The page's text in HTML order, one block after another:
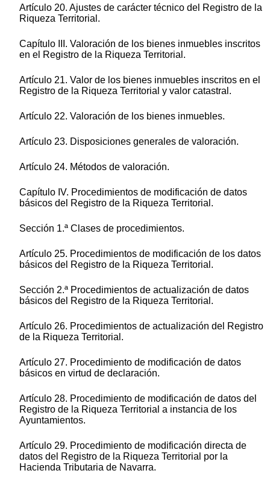
Artículo 20. Ajustes de carácter técnico del Registro de la
Riqueza Territorial.
Capítulo III. Valoración de los bienes inmuebles inscritos
en el Registro de la Riqueza Territorial.
Artículo 21. Valor de los bienes inmuebles inscritos en el
Registro de la Riqueza Territorial y valor catastral.
Artículo 22. Valoración de los bienes inmuebles.
Artículo 23. Disposiciones generales de valoración.
Artículo 24. Métodos de valoración.
Capítulo IV. Procedimientos de modificación de datos
básicos del Registro de la Riqueza Territorial.
Sección 1.ª Clases de procedimientos.
Artículo 25. Procedimientos de modificación de los datos
básicos del Registro de la Riqueza Territorial.
Sección 2.ª Procedimientos de actualización de datos
básicos del Registro de la Riqueza Territorial.
Artículo 26. Procedimientos de actualización del Registro
de la Riqueza Territorial.
Artículo 27. Procedimiento de modificación de datos
básicos en virtud de declaración.
Artículo 28. Procedimiento de modificación de datos del
Registro de la Riqueza Territorial a instancia de los
Ayuntamientos.
Artículo 29. Procedimiento de modificación directa de
datos del Registro de la Riqueza Territorial por la
Hacienda Tributaria de Navarra.